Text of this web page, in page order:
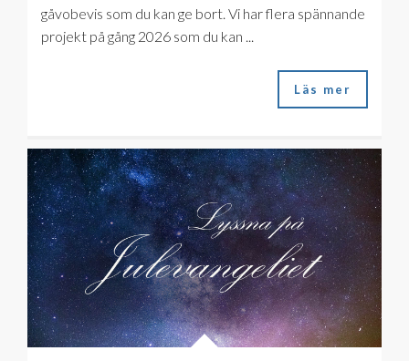
gåvobevis som du kan ge bort. Vi har flera spännande
projekt på gång 2026 som du kan ...
Läs mer